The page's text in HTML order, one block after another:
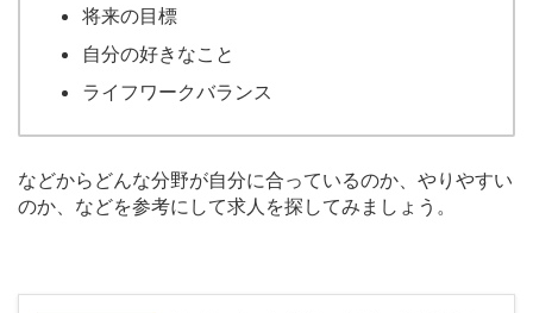
将来の目標
自分の好きなこと
ライフワークバランス
などからどんな分野が自分に合っているのか、やりやすい
のか、などを参考にして求人を探してみましょう。